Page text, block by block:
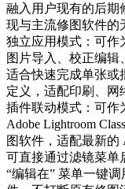
融入用户现有的后期
现与主流修图软件的
独立应用模式：可作
图片导入、校正编辑
适合快速完成单张或
定义，适配印刷、网
插件联动模式：可作
Adobe Lightroom
图软件，适配最新的
可直接通过滤镜菜单
“编辑在” 菜单一键